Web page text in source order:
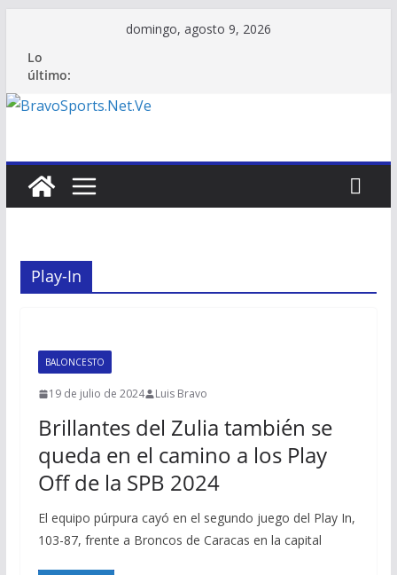
contenido
domingo, agosto 9, 2026
Lo
último:
Play-In
BALONCESTO
19 de julio de 2024 Luis Bravo
Brillantes del Zulia también se
queda en el camino a los Play
Off de la SPB 2024
El equipo púrpura cayó en el segundo juego del Play In,
103-87, frente a Broncos de Caracas en la capital